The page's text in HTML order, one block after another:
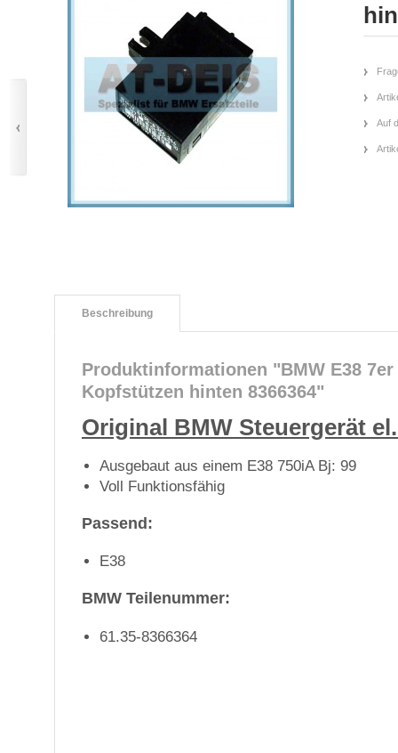
Auf
Beschreibung
Produktinformationen "BMW E38
Kopfstützen hinten 8366364"
Original BMW Steuergerät
Ausgebaut aus einem E38 750iA Bj: 99
Voll Funktionsfähig
Passend:
E38
BMW Teilenummer:
61.35-8366364